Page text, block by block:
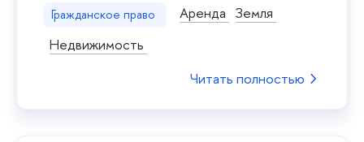
Гражданское право Аренда Земля
Недвижимость
Читать полностью